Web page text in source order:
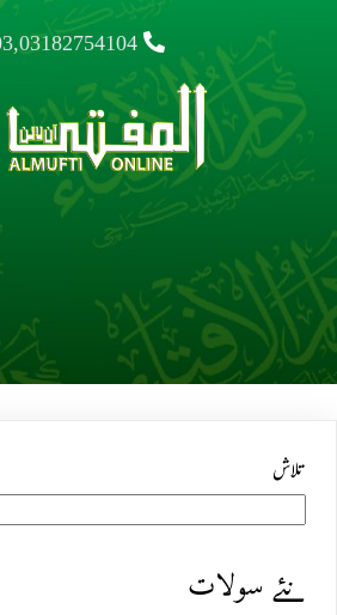
تلاش
نئے سولات